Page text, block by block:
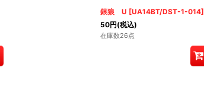
銀狼 U [UA14BT/DST-1-014]
50円(税込)
在庫数26点